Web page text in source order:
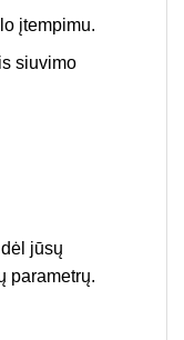
įtempimu.
siuvimo
jūsų
parametrų.